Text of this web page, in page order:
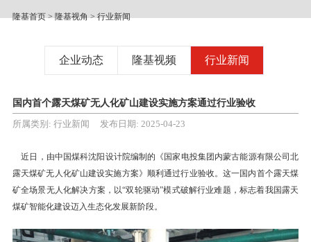
隆基首页>隆基视角>行业新闻
企业动态 隆基视频 行业新闻
国内首个露天煤矿无人化矿山建设实施方案通过行业验收
所属类别: 行业新闻 发布日期: 2025-04-23
近日，由中国煤科沈阳设计院编制的《国家电投集团内蒙古能源有限公司北
露天煤矿无人化矿山建设实施方案》顺利通过行业验收。这一国内首个露天煤
矿全场景无人化解决方案，以“双轮驱动”模式破解行业难题，标志着我国露天
煤矿智能化建设迈入生态化发展新阶段。